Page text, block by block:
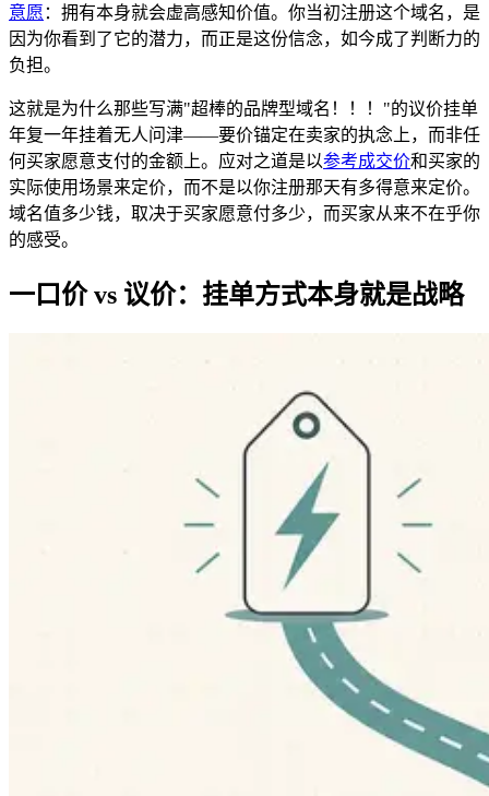
意愿 ：拥有本身就会虚高感知价值。你当初注册这个域名，是
因为你看到了它的潜力，而正是这份信念，如今成了判断力的
负担。
这就是为什么那些写满"超棒的品牌型域名！！！"的议价挂单
年复一年挂着无人问津——要价锚定在卖家的执念上，而非任
何买家愿意支付的金额上。应对之道是以参考成交价和买家的
实际使用场景来定价，而不是以你注册那天有多得意来定价。
域名值多少钱，取决于买家愿意付多少，而买家从来不在乎你
的感受。
一口价 vs 议价：挂单方式本身就是战略